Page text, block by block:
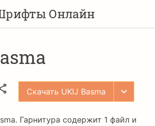
Онлайн
Скачать UKIJ Basma
Гарнитура содержит 1 файл и